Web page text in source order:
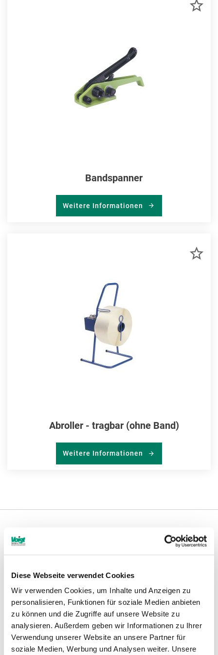
Diese Webseite verwendet Cookies
Wir verwenden Cookies, um Inhalte und Anzeigen zu
personalisieren, Funktionen für soziale Medien anbieten
zu können und die Zugriffe auf unsere Website zu
analysieren. Außerdem geben wir Informationen zu Ihrer
Verwendung unserer Website an unsere Partner für
soziale Medien, Werbung und Analysen weiter. Unsere
Bandspanner
Weitere Informationen
Abroller - tragbar (ohne Band)
Weitere Informationen
Weitere Informationen
Hinweise